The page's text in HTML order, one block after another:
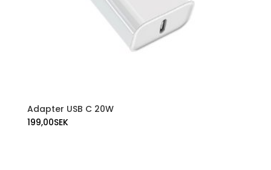
Adapter USB C 20W
199,00SEK